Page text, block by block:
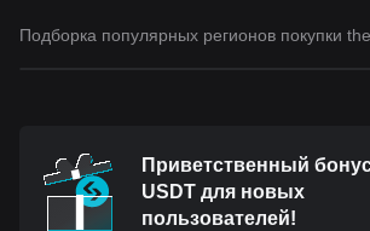
Подборка популярных регионов покупки
Приветственный
USDT для новых
пользователей!